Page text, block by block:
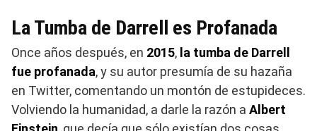
La Tumba de Darrell es Profanada
Once años después, en 2015, la tumba de Darrell
fue profanada, y su autor presumía de su hazaña
en Twitter, comentando un montón de estupideces.
Volviendo la humanidad, a darle la razón a Albert